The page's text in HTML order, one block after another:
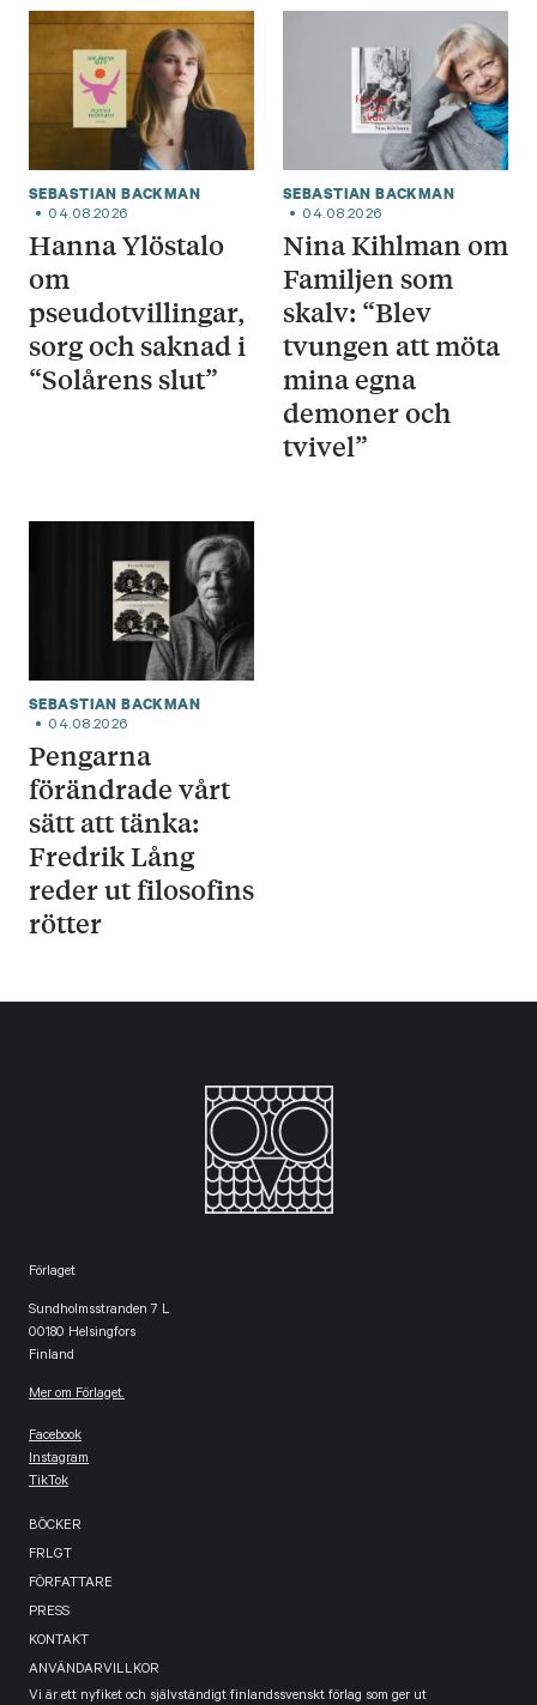
SEBASTIAN BACKMAN
04.08.2026
Hanna Ylöstalo
om
pseudotvillingar,
sorg och saknad i
“Solårens slut”
SEBASTIAN BACKMAN
04.08.2026
Nina Kihlman om
Familjen som
skalv: “Blev
tvungen att möta
mina egna
demoner och
tvivel”
SEBASTIAN BACKMAN
04.08.2026
Pengarna
förändrade vårt
sätt att tänka:
Fredrik Lång
reder ut filosofins
rötter
Förlaget
Sundholmsstranden 7 L
00180 Helsingfors
Finland
Mer om Förlaget.
Facebook
Instagram
TikTok
BÖCKER
FRLGT
FÖRFATTARE
PRESS
KONTAKT
ANVÄNDARVILLKOR
Vi är ett nyfiket och självständigt finlandssvenskt förlag som ger ut